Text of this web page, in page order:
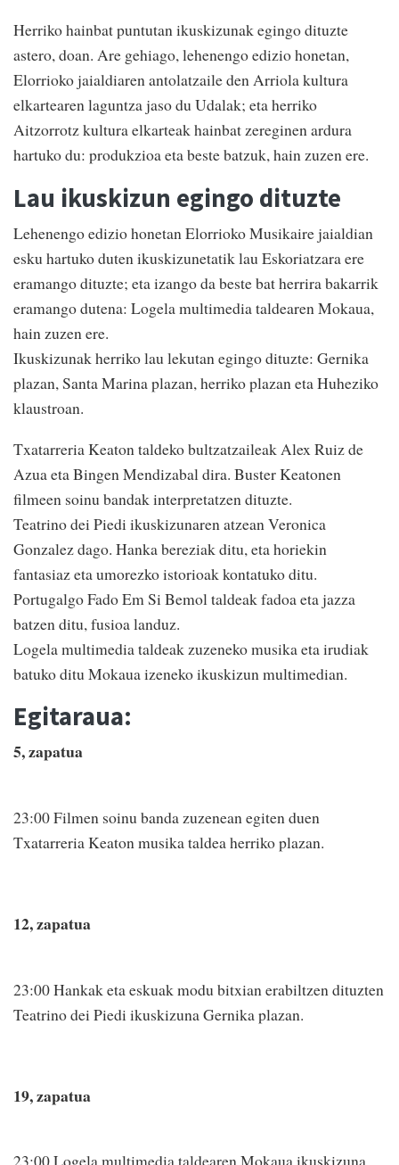
Herriko hainbat puntutan ikuskizunak egingo dituzte
astero, doan. Are gehiago, lehenengo edizio honetan,
Elorrioko jaialdiaren antolatzaile den Arriola kultura
elkartearen laguntza jaso du Udalak; eta herriko
Aitzorrotz kultura elkarteak hainbat zereginen ardura
hartuko du: produkzioa eta beste batzuk, hain zuzen ere.
Lau ikuskizun egingo dituzte
Lehenengo edizio honetan Elorrioko Musikaire jaialdian
esku hartuko duten ikuskizunetatik lau Eskoriatzara ere
eramango dituzte; eta izango da beste bat herrira bakarrik
eramango dutena: Logela multimedia taldearen Mokaua,
hain zuzen ere.
Ikuskizunak herriko lau lekutan egingo dituzte: Gernika
plazan, Santa Marina plazan, herriko plazan eta Huheziko
klaustroan.
Txatarreria Keaton taldeko bultzatzaileak Alex Ruiz de
Azua eta Bingen Mendizabal dira. Buster Keatonen
filmeen soinu bandak interpretatzen dituzte.
Teatrino dei Piedi ikuskizunaren atzean Veronica
Gonzalez dago. Hanka bereziak ditu, eta horiekin
fantasiaz eta umorezko istorioak kontatuko ditu.
Portugalgo Fado Em Si Bemol taldeak fadoa eta jazza
batzen ditu, fusioa landuz.
Logela multimedia taldeak zuzeneko musika eta irudiak
batuko ditu Mokaua izeneko ikuskizun multimedian.
Egitaraua:
5, zapatua
23:00 Filmen soinu banda zuzenean egiten duen
Txatarreria Keaton musika taldea herriko plazan.
12, zapatua
23:00 Hankak eta eskuak modu bitxian erabiltzen dituzten
Teatrino dei Piedi ikuskizuna Gernika plazan.
19, zapatua